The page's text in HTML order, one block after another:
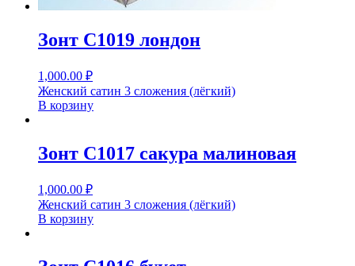
Зонт С1019 лондон
1,000.00 ₽
Женский сатин 3 сложения (лёгкий)
В корзину
Зонт С1017 сакура малиновая
1,000.00 ₽
Женский сатин 3 сложения (лёгкий)
В корзину